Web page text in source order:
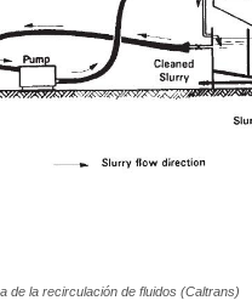
de la recirculación de fluidos (Caltrans)